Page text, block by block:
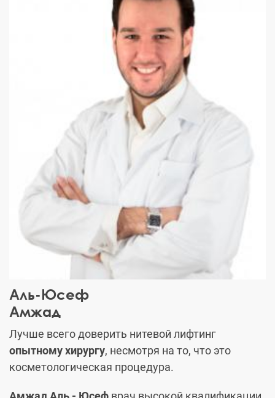
Аль-Юсеф
Амжад
Лучше всего доверить нитевой лифтинг
опытному хирургу, несмотря на то, что это
косметологическая процедура.